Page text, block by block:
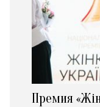
Премия